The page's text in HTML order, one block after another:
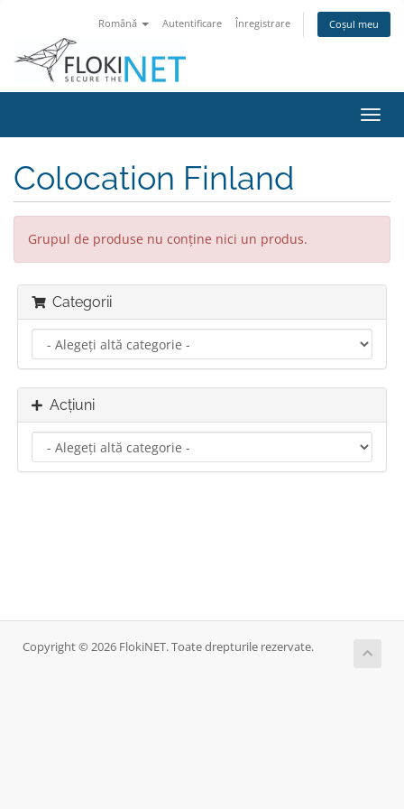
Română Autentificare Înregistrare Coșul meu
Colocation Finland
Grupul de produse nu conține nici un produs.
Categorii
Acțiuni
Copyright © 2026 FlokiNET. Toate drepturile rezervate.